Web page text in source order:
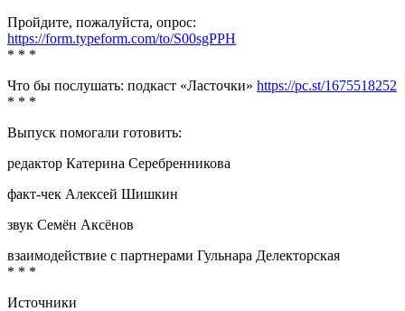
Пройдите, пожалуйста, опрос:
https://form.typeform.com/to/S00sgPPH
* * *
Что бы послушать: подкаст «Ласточки» https://pc.st/1675518252
* * *
Выпуск помогали готовить:
редактор Катерина Серебренникова
факт-чек Алексей Шишкин
звук Семён Аксёнов
взаимодействие с партнерами Гульнара Делекторская
* * *
Источники